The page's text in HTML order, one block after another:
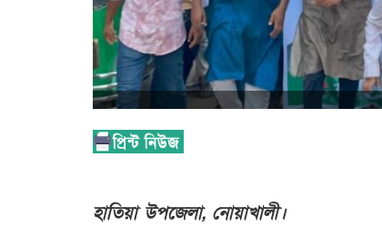
হাতিয়া উপজেলা, নোয়াখালী।